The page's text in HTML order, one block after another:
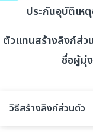
ประกันอุบัติเห
ตัวแทนสร้างลิงก์ส่ว
ชื่อผู้มุ่
วิธีสร้างลิงก์ส่วนตัว